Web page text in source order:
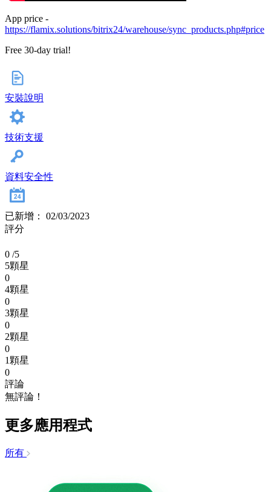
App price -
https://flamix.solutions/bitrix24/warehouse/sync_products.php#price
Free 30-day trial!
安裝說明
技術支援
資料安全性
已新增： 02/03/2023
評分
0 /5
5顆星
0
4顆星
0
3顆星
0
2顆星
0
1顆星
0
評論
無評論！
更多應用程式
所有